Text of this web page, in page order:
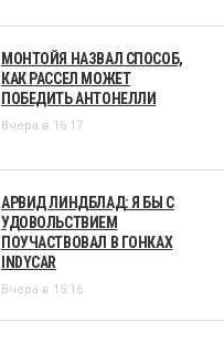
МОНТОЙЯ НАЗВАЛ СПОСОБ,
КАК РАССЕЛ МОЖЕТ
ПОБЕДИТЬ АНТОНЕЛЛИ
Вчера в 16:17
АРВИД ЛИНДБЛАД: Я БЫ С
УДОВОЛЬСТВИЕМ
ПОУЧАСТВОВАЛ В ГОНКАХ
INDYCAR
Вчера в 15:16